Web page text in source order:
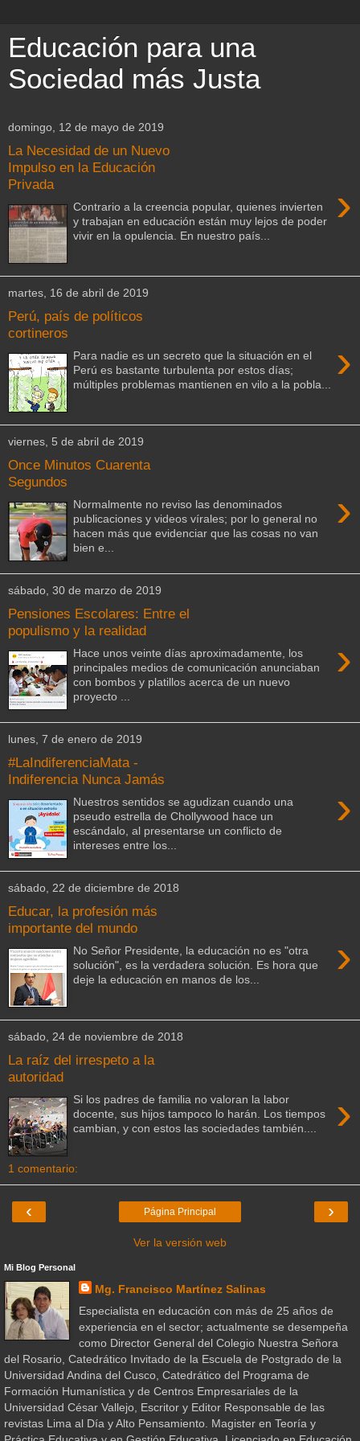
Educación para una
Sociedad más Justa
domingo, 12 de mayo de 2019
La Necesidad de un Nuevo
Impulso en la Educación
Privada
›
Contrario a la creencia popular, quienes invierten
y trabajan en educación están muy lejos de poder
vivir en la opulencia. En nuestro país...
martes, 16 de abril de 2019
Perú, país de políticos
cortineros
›
Para nadie es un secreto que la situación en el
Perú es bastante turbulenta por estos días;
múltiples problemas mantienen en vilo a la pobla...
viernes, 5 de abril de 2019
Once Minutos Cuarenta
Segundos
›
Normalmente no reviso las denominados
publicaciones y videos vírales; por lo general no
hacen más que evidenciar que las cosas no van
bien e...
sábado, 30 de marzo de 2019
Pensiones Escolares: Entre el
populismo y la realidad
›
Hace unos veinte días aproximadamente, los
principales medios de comunicación anunciaban
con bombos y platillos acerca de un nuevo
proyecto ...
lunes, 7 de enero de 2019
#LaIndiferenciaMata -
Indiferencia Nunca Jamás
›
Nuestros sentidos se agudizan cuando una
pseudo estrella de Chollywood hace un
escándalo, al presentarse un conflicto de
intereses entre los...
sábado, 22 de diciembre de 2018
Educar, la profesión más
importante del mundo
›
No Señor Presidente, la educación no es "otra
solución", es la verdadera solución. Es hora que
deje la educación en manos de los...
sábado, 24 de noviembre de 2018
La raíz del irrespeto a la
autoridad
›
Si los padres de familia no valoran la labor
docente, sus hijos tampoco lo harán. Los tiempos
cambian, y con estos las sociedades también....
1 comentario:
‹ ›
Página Principal
Ver la versión web
Mi Blog Personal
Mg. Francisco Martínez Salinas
Especialista en educación con más de 25 años de
experiencia en el sector; actualmente se desempeña
como Director General del Colegio Nuestra Señora
del Rosario, Catedrático Invitado de la Escuela de Postgrado de la
Universidad Andina del Cusco, Catedrático del Programa de
Formación Humanística y de Centros Empresariales de la
Universidad César Vallejo, Escritor y Editor Responsable de las
revistas Lima al Día y Alto Pensamiento. Magister en Teoría y